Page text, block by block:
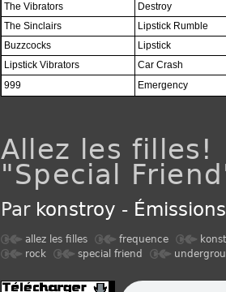
The Vibrators
Destroy
The Sinclairs
Lipstick Rumble
Buzzcocks
Lipstick
Lipstick Vibrators
Car Crash
999
Emergency
Allez les filles!
"Special
Par konstroy -
allez les filles frequence
rock
special friend